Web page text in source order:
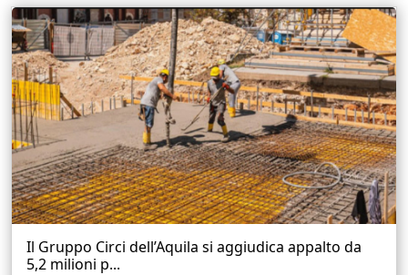
Il Gruppo Circi dell’Aquila si aggiudica appalto da
5,2 milioni p...